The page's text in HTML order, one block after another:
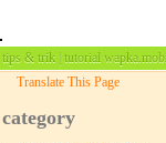
tips & trik | tutorial
Translate This Page
category